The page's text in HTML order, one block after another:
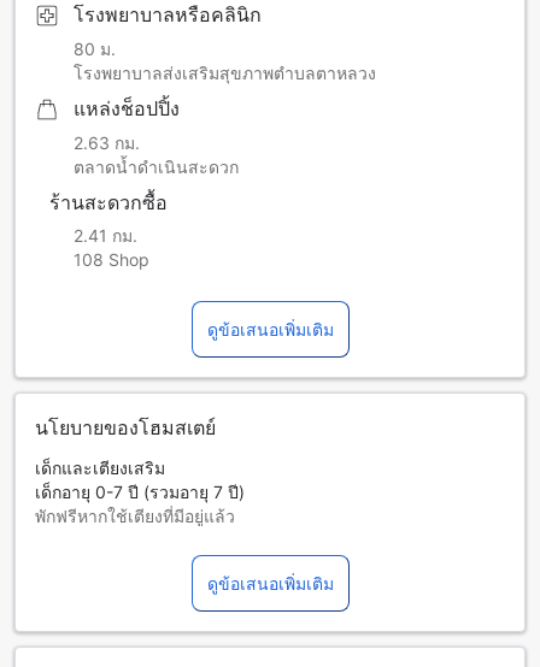
โรงพยาบาลหรือคลินิก
80 ม.
โรงพยาบาลส่งเสริมสุขภาพตำบลตาหลวง
แหล่งช็อปปิ้ง
2.63 กม.
ตลาดน้ำดำเนินสะดวก
ร้านสะดวกซื้อ
2.41 กม.
108 Shop
ดูข้อเสนอเพิ่มเติม
นโยบายของโฮมสเตย์
เด็กและเตียงเสริม
เด็กอายุ 0-7 ปี (รวมอายุ 7 ปี)
พักฟรีหากใช้เตียงที่มีอยู่แล้ว
จำนวนผู้เข้าพักที่กำหนดในแต่ละห้องสำหรับข้อมูลเพิ่มเติม
โปรดทราบว่า เมื่อจองห้องพักมากกว่า 5 ห้องขึ้นไป อาจมีการใช้
นโยบายที่แตกต่างหรือเงื่อนไขเพิ่มเติม
ดูข้อเสนอเพิ่มเติม